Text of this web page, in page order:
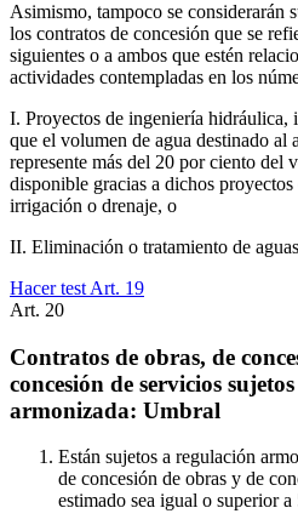
Asimismo, tampoco se considerarán
los contratos de concesión que se
siguientes o a ambos que estén
actividades contempladas en los
I. Proyectos de ingeniería hidráulica,
que el volumen de agua destinado al
represente más del 20 por ciento del
disponible gracias a dichos
irrigación o drenaje, o
II. Eliminación o tratamiento de
Hacer test Art. 19
Art. 20
Contratos de obras, de
concesión de servicios
armonizada: Umbral
Están sujetos a regulación
de concesión de obras y de
estimado sea igual o superior